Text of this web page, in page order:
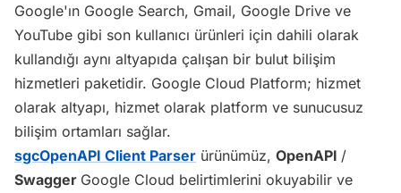
Google'ın Google Search, Gmail, Google Drive ve
YouTube gibi son kullanıcı ürünleri için dahili olarak
kullandığı aynı altyapıda çalışan bir bulut bilişim
hizmetleri paketidir. Google Cloud Platform; hizmet
olarak altyapı, hizmet olarak platform ve sunucusuz
bilişim ortamları sağlar.
sgcOpenAPI Client Parser ürünümüz, OpenAPI /
Swagger Google Cloud belirtimlerini okuyabilir ve